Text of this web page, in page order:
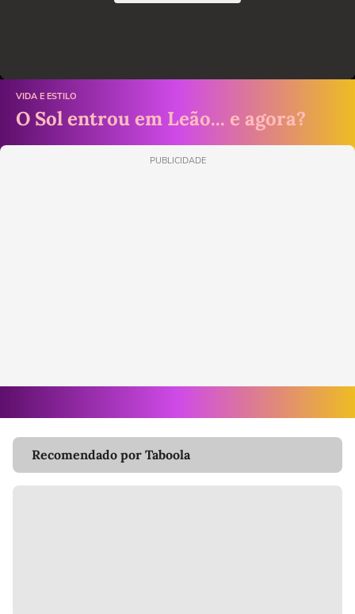
VIDA E ESTILO
O Sol entrou em Leão... e agora?
PUBLICIDADE
Recomendado por Taboola